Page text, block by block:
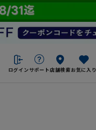
ログイン サポート店舗検索お気に入り